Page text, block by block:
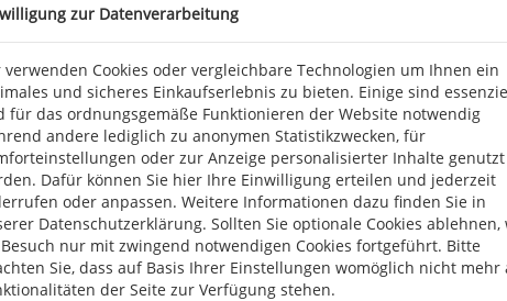
zur Datenverarbeitung
verwenden Cookies oder vergleichbare Technologien um Ihnen ein
und sicheres Einkaufserlebnis zu bieten. Einige sind
für das ordnungsgemäße Funktionieren der Website notwendig
andere lediglich zu anonymen Statistikzwecken, für
oder zur Anzeige personalisierter Inhalte genutzt
Dafür können Sie hier Ihre Einwilligung erteilen und jederzeit
oder anpassen. Weitere Informationen dazu finden Sie in
Datenschutzerklärung. Sollten Sie optionale Cookies ablehnen,
nur mit zwingend notwendigen Cookies fortgeführt. Bitte
Sie, dass auf Basis Ihrer Einstellungen womöglich nicht mehr
der Seite zur Verfügung stehen.